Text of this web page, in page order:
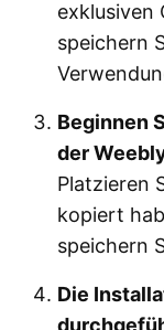
exklusiven
speichern
Beginnen
der
Platzieren
kopiert
speichern
Die